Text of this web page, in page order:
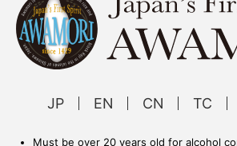
JP EN CN TC
Must be over 20 years old for alcohol